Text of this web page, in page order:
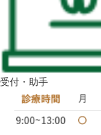
受付・助手